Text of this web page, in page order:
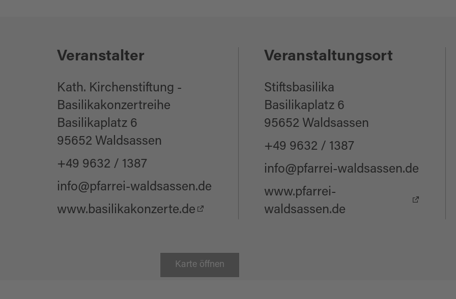
Veranstalter
Kath. Kirchenstiftung -
Basilikakonzertreihe
Basilikaplatz 6
95652 Waldsassen
+49 9632 / 1387
info@pfarrei-waldsassen.de
www.basilikakonzerte.de
Veranstaltungsort
Stiftsbasilika
Basilikaplatz 6
95652 Waldsassen
+49 9632 / 1387
info@pfarrei-waldsassen.de
www.pfarrei-
waldsassen.de
Karte öffnen